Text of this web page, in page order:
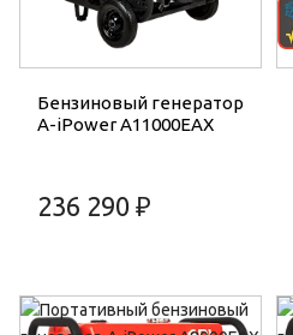
Бензиновый генератор
A-iPower A11000EAX
236 290 ₽